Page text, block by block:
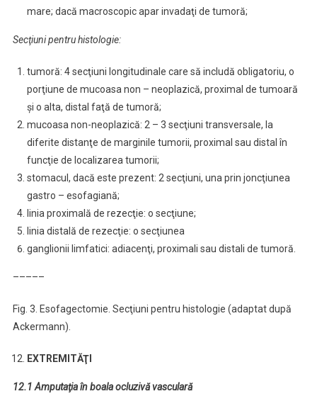
mare; dacă macroscopic apar invadaţi de tumoră;
Secţiuni pentru histologie:
tumoră: 4 secţiuni longitudinale care să includă obligatoriu, o
porţiune de mucoasa non – neoplazică, proximal de tumoară
şi o alta, distal faţă de tumoră;
mucoasa non-neoplazică: 2 – 3 secţiuni transversale, la
diferite distanţe de marginile tumorii, proximal sau distal în
funcţie de localizarea tumorii;
stomacul, dacă este prezent: 2 secţiuni, una prin joncţiunea
gastro – esofagiană;
linia proximală de rezecţie: o secţiune;
linia distală de rezecţie: o secţiunea
ganglionii limfatici: adiacenţi, proximali sau distali de tumoră.
–––––
Fig. 3. Esofagectomie. Secţiuni pentru histologie (adaptat după
Ackermann).
EXTREMITĂŢI
12.1 Amputaţia în boala ocluzivă vasculară